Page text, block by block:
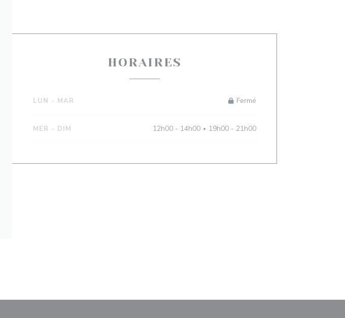
HORAIRES
LUN - MAR Fermé
MER - DIM 12h00 - 14h00 • 19h00 - 21h00